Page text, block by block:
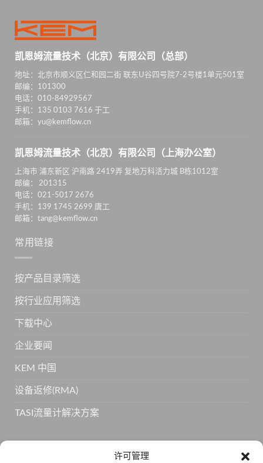
许可管理
凯恩姆流量技术（北京）有限公司（总部）
地址：北京市顺义区仁和园二街 联东U谷四号院7-2号楼1单元501室
邮编：101300
电话：010-84929567
手机：135 0103 7616 于工
邮箱：yu@kemflow.cn
凯恩姆流量技术（北京）有限公司（上海办公室）
上海市 浦东新区 沪南路 2419弄 复地万科活力城 B栋1012室
邮编： 201315
电话：021-5017 2676
手机：139 1745 2699 唐工
邮箱：tang@kemflow.cn
常用链接
按产品目录筛选
按行业应用筛选
下载中心
企业要闻
KEM 中国
设备返修(RMA)
TASI流量计解决方案
订阅 KEM 获取更多产品信息